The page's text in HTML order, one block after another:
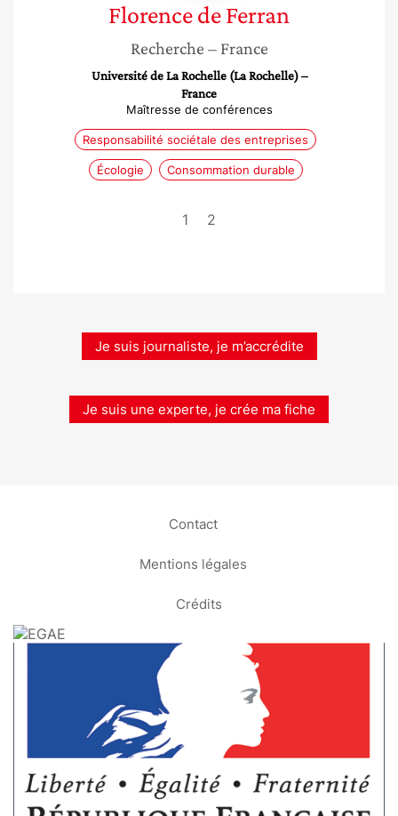
Florencede Ferran
Recherche – France
Université de La Rochelle (La Rochelle) –
France
Maîtresse de conférences
Responsabilité sociétale des entreprises
Écologie Consommation durable
1 2
Je suis journaliste, je m’accrédite
Je suis une experte, je crée ma fiche
Contact
Mentions légales
Crédits